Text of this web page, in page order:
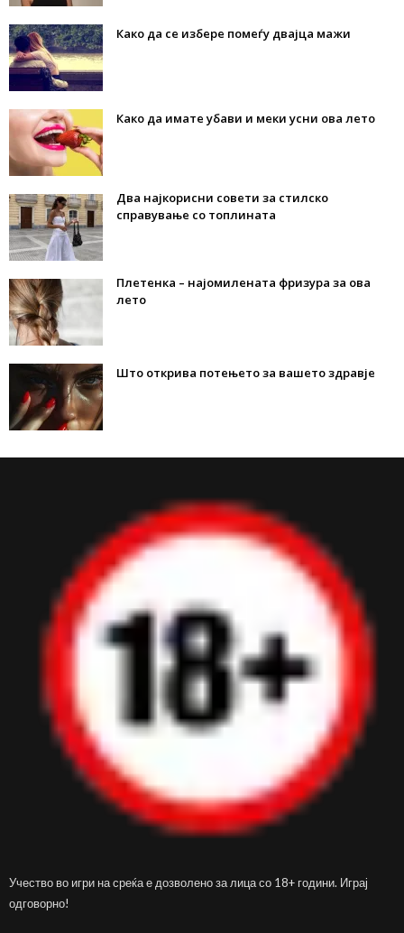
Како да се избере помеѓу двајца мажи
Како да имате убави и меки усни ова лето
Два најкорисни совети за стилско
справување со топлината
Плетенка – најомилената фризура за ова
лето
Што открива потењето за вашето здравје
Учество во игри на среќа е дозволено за лица со 18+ години. Играј
одговорно!